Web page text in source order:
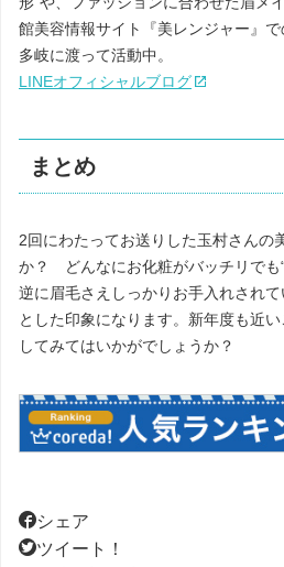
館美容情報サイト『美レンジャー』
多岐に渡って活動中。
LINEオフィシャルブログ
まとめ
2回にわたってお送りした玉村さんの
か？ どんなにお化粧がバッチリでも“
逆に眉毛さえしっかりお手入れされ
とした印象になります。新年度も近
してみてはいかがでしょうか？
シェア
ツイート！